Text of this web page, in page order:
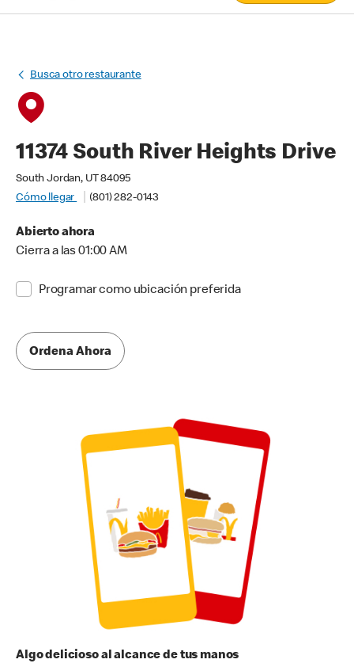
Busca otro restaurante
11374 South River Heights Drive
South Jordan, UT 84095
Cómo llegar
(801) 282-0143
Abierto ahora
Cierra a las 01:00 AM
Programar como ubicación preferida
Ordena Ahora
Algo delicioso al alcance de tus manos